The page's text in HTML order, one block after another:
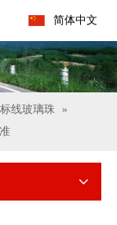
简体中文
线玻璃珠
»